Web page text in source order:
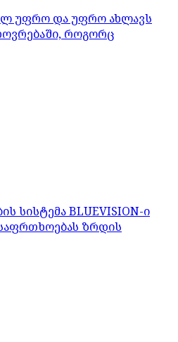
უფრო და უფრო ახლავს
როგორც
სისტემა BLUEVISION-ი
ზრდის